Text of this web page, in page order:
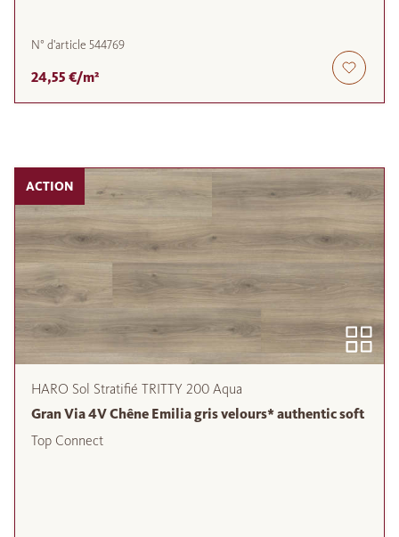
N° d'article 544769
24,55 €/m²
ACTION
HARO Sol Stratifié TRITTY 200 Aqua
Gran Via 4V Chêne Emilia gris velours* authentic soft
Top Connect